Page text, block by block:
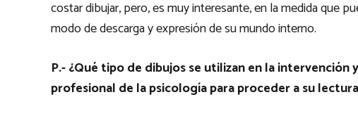
costar dibujar, pero, es muy interesante, en la medida que
modo de descarga y expresión de su mundo interno.
P.- ¿Qué tipo de dibujos se utilizan en la
profesional de la psicología para proceder a su